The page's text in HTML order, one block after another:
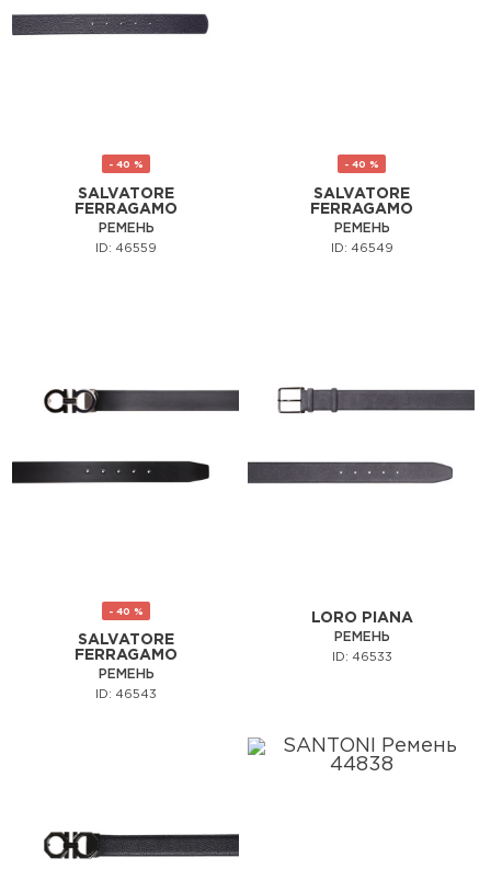
- 40 %
SALVATORE
FERRAGAMO
РЕМЕНЬ
ID: 46559
- 40 %
SALVATORE
FERRAGAMO
РЕМЕНЬ
ID: 46549
- 40 %
SALVATORE
FERRAGAMO
РЕМЕНЬ
ID: 46543
LORO PIANA
РЕМЕНЬ
ID: 46533